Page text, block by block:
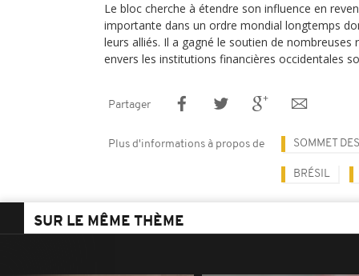
Le bloc cherche à étendre son influence en
importante dans un ordre mondial longtemps
leurs alliés. Il a gagné le soutien de nombreuses
envers les institutions financières occidentales
Partager
Plus d'informations à propos de SOMMET
BRÉSIL
SUR LE MÊME THÈME